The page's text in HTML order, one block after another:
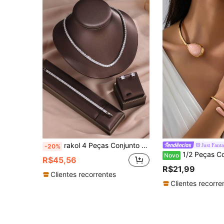
-20% rakol 4 Peças Conjunto de Joias com Colar, Pulseira e Brincos de Zircônia Cúbica Quadrada de Luxo, Adequado para Casamento e Ocasiões Formais
R$45,56
Clientes recorrentes
Just
Novo 1/2 Peças Colar Choker e Pulseira de Resina Rosa em Formato de Gota de
R$21,99
Clientes